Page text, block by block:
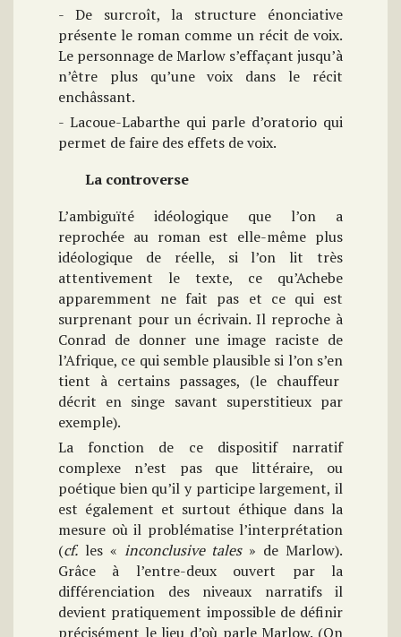
- De surcroît, la structure énonciative
présente le roman comme un récit de voix.
Le personnage de Marlow s’effaçant jusqu’à
n’être plus qu’une voix dans le récit
enchâssant.
- Lacoue-Labarthe qui parle d’oratorio qui
permet de faire des effets de voix.
La controverse
L’ambiguïté idéologique que l’on a
reprochée au roman est elle-même plus
idéologique de réelle, si l’on lit très
attentivement le texte, ce qu’Achebe
apparemment ne fait pas et ce qui est
surprenant pour un écrivain. Il reproche à
Conrad de donner une image raciste de
l’Afrique, ce qui semble plausible si l’on s’en
tient à certains passages, (le chauffeur
décrit en singe savant superstitieux par
exemple).
La fonction de ce dispositif narratif
complexe n’est pas que littéraire, ou
poétique bien qu’il y participe largement, il
est également et surtout éthique dans la
mesure où il problématise l’interprétation
(cf.les « inconclusive tales » de Marlow).
Grâce à l’entre-deux ouvert par la
différenciation des niveaux narratifs il
devient pratiquement impossible de définir
précisément le lieu d’où parle Marlow. (On